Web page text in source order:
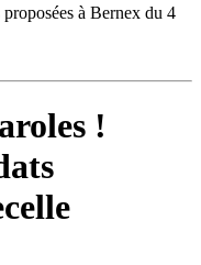
à Bernex du 4
!